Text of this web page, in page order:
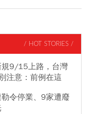
/ HOT STORIES /
9/15上路，台灣
注意：前例在這
令停業、9家遭廢